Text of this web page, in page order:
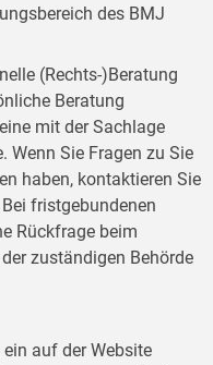
des BMJ
(Rechts-)Beratung
Beratung
mit der Sachlage
Wenn Sie Fragen zu Sie
haben, kontaktieren Sie
fristgebundenen
Rückfrage beim
zuständigen Behörde
auf der Website